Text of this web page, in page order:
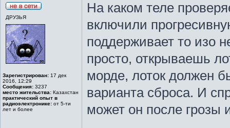
ДРУЗЬЯ
Зарегистрирован: 17 дек
2016, 12:29
Сообщения: 3237
место жительства: Казахстан
практический опыт в
радиоэлектронике: от 5-ти
лет и более
На каком теле
включили
поддерживает то изо
просто, открываешь
морде, лоток должен
варианта сброса. И
может он после грозы